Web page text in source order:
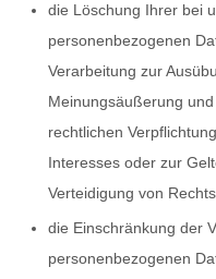
die Löschung Ihrer bei
personenbezogenen
Verarbeitung zur
Meinungsäußerung
rechtlichen
Interesses oder zur
Verteidigung von
die Einschränkung der
personenbezogenen